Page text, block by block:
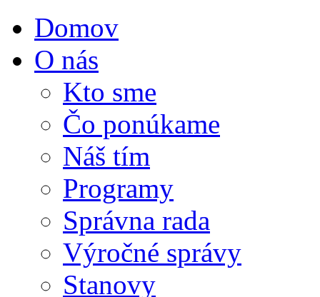
Domov
O nás
Kto sme
Čo ponúkame
Náš tím
Programy
Správna rada
Výročné správy
Stanovy